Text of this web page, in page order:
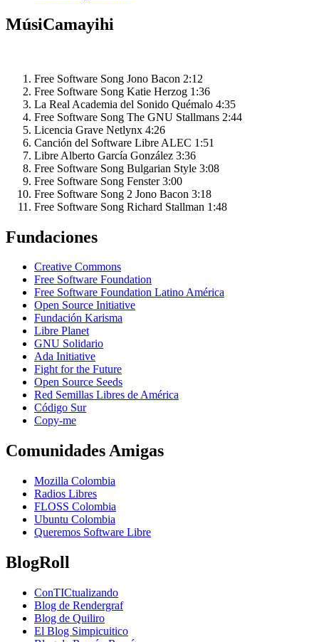
MúsiCamayihi
Free Software Song Jono Bacon 2:12
Free Software Song Katie Herzog 1:36
La Real Academia del Sonido Quémalo 4:35
Free Software Song The GNU Stallmans 2:44
Licencia Grave Netlynx 4:26
Canción del Software Libre ALEC 1:51
Libre Alberto García González 3:36
Free Software Song Bulgarian Style 3:08
Free Software Song Fenster 3:00
Free Software Song 2 Jono Bacon 3:18
Free Software Song Richard Stallman 1:48
Fundaciones
Creative Commons
Free Software Foundation
Free Software Foundation Latino América
Open Source Initiative
Fundación Karisma
Libre Planet
GNU Solidario
Ada Initiative
Fight for the Future
Open Source Seeds
Red Semillas Libres de América
официальный
лучшего
в
онлайн
казино
пин
ап
Código Sur
Copy-me
Comunidades Amigas
Mozilla Colombia
Radios Libres
FLOSS Colombia
Ubuntu Colombia
Queremos Software Libre
BlogRoll
ConTICtualizando
Blog de Rendergraf
Blog de Quiliro
El Blog Simpicuitico